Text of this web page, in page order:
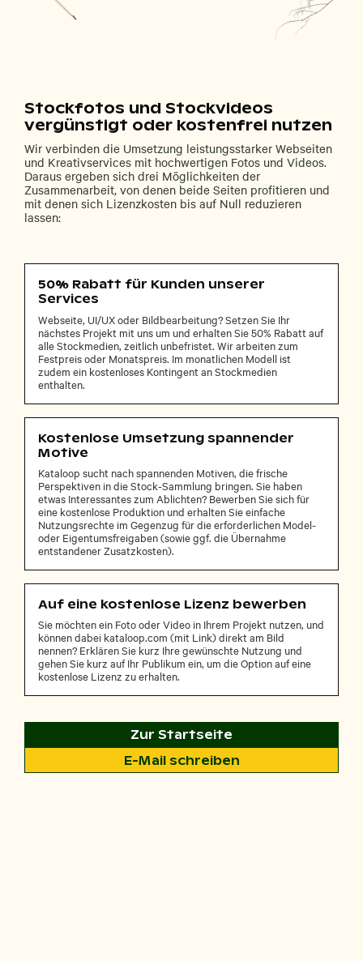
Stockfotos und Stockvideos
vergünstigt oder kostenfrei nutzen
Wir verbinden die Umsetzung leistungsstarker Webseiten
und Kreativservices mit hochwertigen Fotos und Videos.
Daraus ergeben sich drei Möglichkeiten der
Zusammenarbeit, von denen beide Seiten profitieren und
mit denen sich Lizenzkosten bis auf Null reduzieren
lassen:
50% Rabatt für Kunden unserer
Services
Webseite, UI/UX oder Bildbearbeitung? Setzen Sie Ihr
nächstes Projekt mit uns um und erhalten Sie 50% Rabatt auf
alle Stockmedien, zeitlich unbefristet. Wir arbeiten zum
Festpreis oder Monatspreis. Im monatlichen Modell ist
zudem ein kostenloses Kontingent an Stockmedien
enthalten.
Kostenlose Umsetzung spannender
Motive
Kataloop sucht nach spannenden Motiven, die frische
Perspektiven in die Stock-Sammlung bringen. Sie haben
etwas Interessantes zum Ablichten? Bewerben Sie sich für
eine kostenlose Produktion und erhalten Sie einfache
Nutzungsrechte im Gegenzug für die erforderlichen Model-
oder Eigentumsfreigaben (sowie ggf. die Übernahme
entstandener Zusatzkosten).
Auf eine kostenlose Lizenz bewerben
Sie möchten ein Foto oder Video in Ihrem Projekt nutzen, und
können dabei kataloop.com (mit Link) direkt am Bild
nennen? Erklären Sie kurz Ihre gewünschte Nutzung und
gehen Sie kurz auf Ihr Publikum ein, um die Option auf eine
kostenlose Lizenz zu erhalten.
Zur Startseite
E-Mail schreiben